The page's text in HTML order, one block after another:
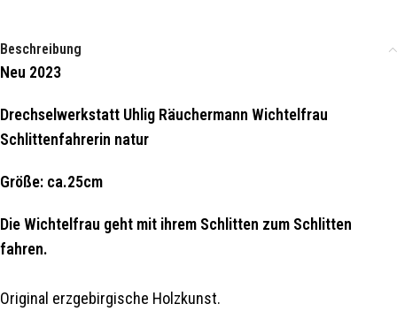
Beschreibung
Neu 2023
Drechselwerkstatt Uhlig Räuchermann Wichtelfrau
Schlittenfahrerin natur
Größe: ca.25cm
Die Wichtelfrau geht mit ihrem Schlitten zum Schlitten
fahren.
Original erzgebirgische Holzkunst.